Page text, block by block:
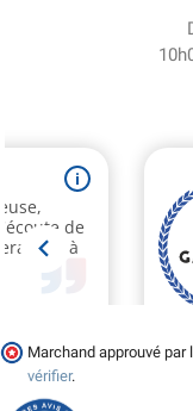
Marchand approuvé par
vérifier.